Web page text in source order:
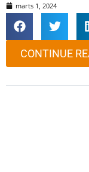
marts 1, 2024
CONTINUE